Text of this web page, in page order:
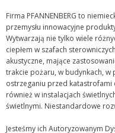
Firma PFANNENBERG to
przemysłu innowacyjne
Wytwarzają nie tylko wiele
ciepłem w szafach
akustyczne, mające
trakcie pożaru, w budynkach, w
ostrzeganiu przed katastrofami
również w instalacjach
świetlnymi. Niestandardowe
Jesteśmy ich Autoryzowanym